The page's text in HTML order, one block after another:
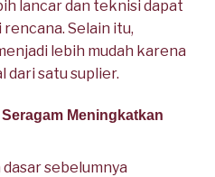
lancar dan teknisi dapat
Selain itu,
lebih mudah karena
dari satu suplier.
Meningkatkan
sebelumnya